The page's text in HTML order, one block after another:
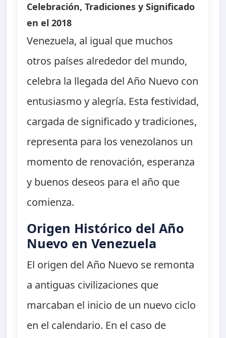
Celebración, Tradiciones y Significado
en el 2018
Venezuela, al igual que muchos
otros países alrededor del mundo,
celebra la llegada del Año Nuevo con
entusiasmo y alegría. Esta festividad,
cargada de significado y tradiciones,
representa para los venezolanos un
momento de renovación, esperanza
y buenos deseos para el año que
comienza.
Origen Histórico del Año
Nuevo en Venezuela
El origen del Año Nuevo se remonta
a antiguas civilizaciones que
marcaban el inicio de un nuevo ciclo
en el calendario. En el caso de